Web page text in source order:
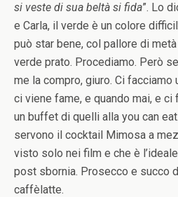
si veste di sua beltà si fida”. Lo
e Carla, il verde è un colore
può star bene, col pallore di
verde prato. Procediamo. Però
me la compro, giuro. Ci facciamo
ci viene fame, e quando mai, e ci
un buffet di quelli alla you can
servono il cocktail Mimosa a
visto solo nei film e che è
post sbornia. Prosecco e succo
caffèlatte.